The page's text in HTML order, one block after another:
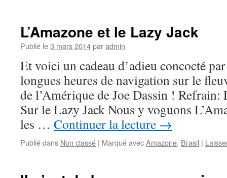
L’Amazone et le Lazy Jack
Publié le3 mars 2014paradmin
Et voici un cadeau d’adieu concocté
longues heures de navigation sur le
de l’Amérique de Joe Dassin ! Refrain:
Sur le Lazy Jack Nous y voguons
les … Continuer la lecture →
Publié dans Non classé | Marqué avecAmazone, Brasil |